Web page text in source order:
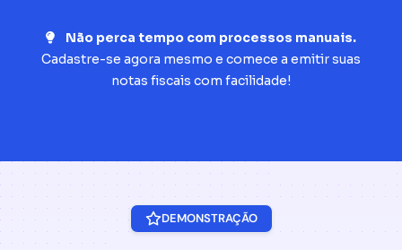
Não perca tempo com processos manuais.
Cadastre-se agora mesmo e comece a emitir suas
notas fiscais com facilidade!
DEMONSTRAÇÃO